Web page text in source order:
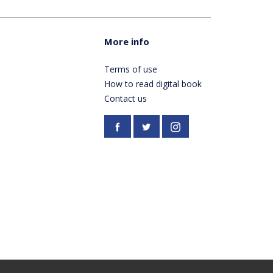
More info
Terms of use
How to read digital book
Contact us
Facebookhttps://twitter.com/
Instagram